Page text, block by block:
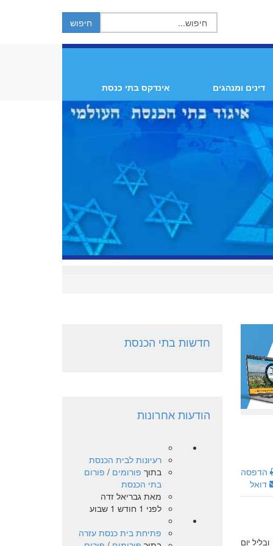
דינים ומנהגים אינדקס בתי כנסת
הדפסה
דואל
יום
חדשות בתי הכנסת
הודעות אחרונות
רעיונות לבית הכנסת
בתוך פורומים / פורום
בתי הכנסת
מאתגבריאל זדה
לפני 1 חודש 1 שבוע
פתיחת בית כנסת עזרה